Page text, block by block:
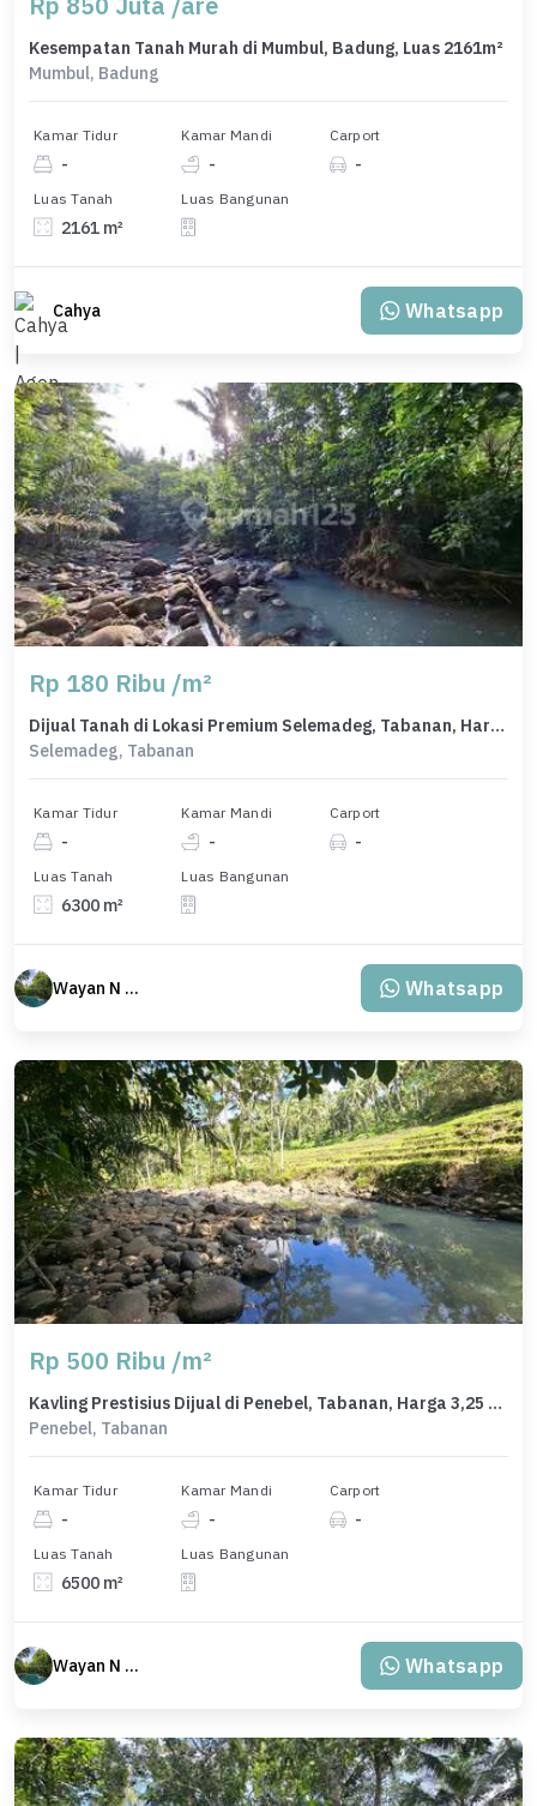
Kesempatan Tanah Murah di Mumbul, Badung, Luas 2161m²
Mumbul, Badung
Kamar Tidur
-
Kamar Mandi
-
Carport
-
Luas Tanah
2161 m²
Luas Bangunan
Cahya Whatsapp
Rp 180 Ribu /m²
Dijual Tanah di Lokasi Premium Selemadeg, Tabanan, Harga 1,13 Miliar
Selemadeg, Tabanan
Kamar Tidur
-
Kamar Mandi
-
Carport
-
Luas Tanah
6300 m²
Luas Bangunan
Wayan N Bali Whatsapp
Rp 500 Ribu /m²
Kavling Prestisius Dijual di Penebel, Tabanan, Harga 3,25 Miliar
Penebel, Tabanan
Kamar Tidur
-
Kamar Mandi
-
Carport
-
Luas Tanah
6500 m²
Luas Bangunan
Wayan N Bali Whatsapp